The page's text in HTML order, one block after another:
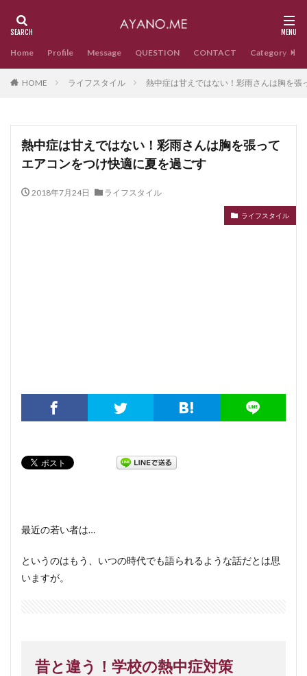
Home Profile Message QUESTION CONTACT Category
HOME ライフスタイル 熱中症は甘えではない！彩雨さんは胸を
熱中症は甘えではない！彩雨さんは胸を張って
エアコンをつけ快適に夏を過ごす
2018年7月24日 ライフスタイル
ライフスタイル
最近の若い者は…
というのはもう、いつの時代でも語られるような話だとは思
いますが。
昔と違う！学校の熱中症対策